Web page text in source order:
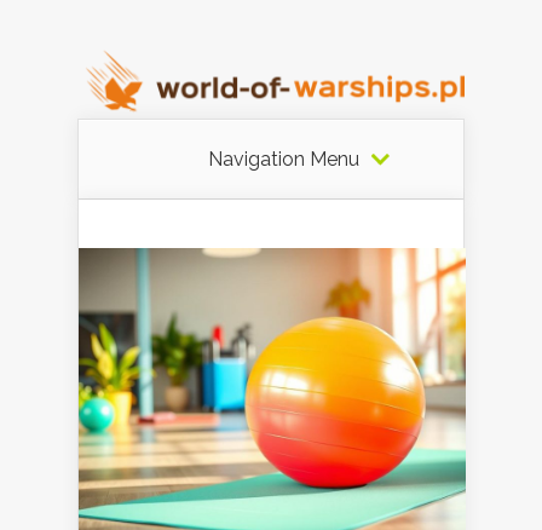
Navigation Menu